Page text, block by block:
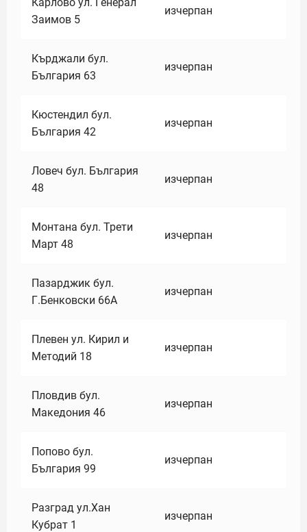
Заимов 5
изчерпан
Кърджали бул.
България 63
изчерпан
Кюстендил бул.
България 42
изчерпан
Ловеч бул. България
48
изчерпан
Монтана бул. Трети
Март 48
изчерпан
Пазарджик бул.
Г.Бенковски 66А
изчерпан
Плевен ул. Кирил и
Методий 18
изчерпан
Пловдив бул.
Македония 46
изчерпан
Попово бул.
България 99
изчерпан
Разград ул.Хан
Кубрат 1
изчерпан